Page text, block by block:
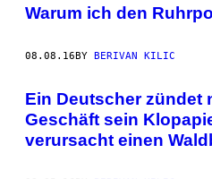
Warum ich den
08.08.16BY BERIVAN KILIC
Ein Deutscher zündet
Geschäft sein
verursacht einen